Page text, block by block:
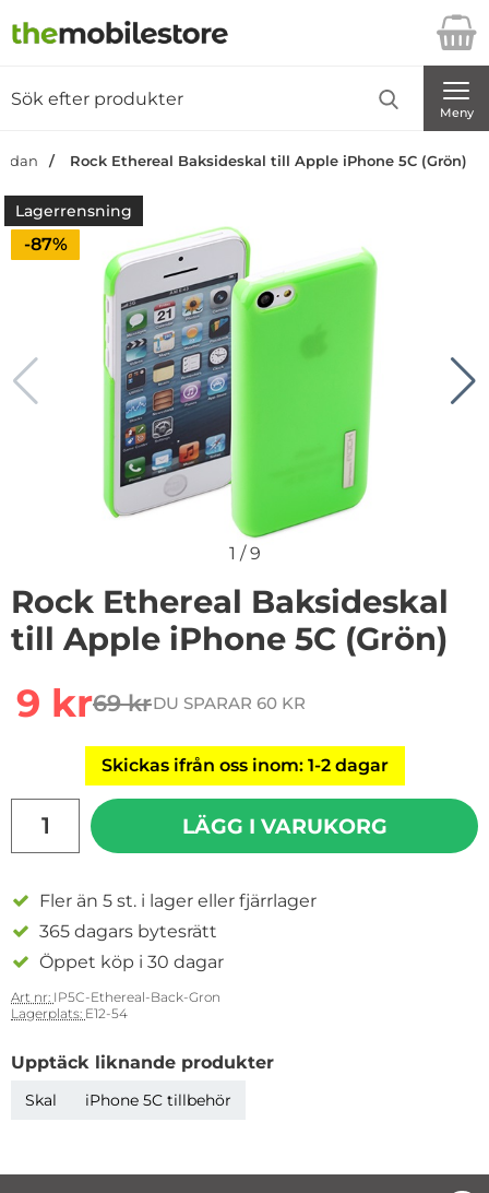
Startsidan för Danira Telecom AB
Meny
Rock Ethereal Baksideskal till Apple iPhone 5C (Grön)
Lagerrensning
Priset är nedsatt med
-87%
1 /9
Rock Ethereal Baksideskal
till Apple iPhone 5C (Grön)
rea pris
9 krtidigare pris
69 krDU SPARAR 60 KR
Skickas ifrån oss inom: 1-2 dagar
LÄGG I VARUKORG
Fler än 5 st. i lager eller fjärrlager
365 dagars bytesrätt
Öppet köp i 30 dagar
Art nr: IP5C-Ethereal-Back-Gron
Lagerplats: E12-54
Upptäck liknande produkter
Skal iPhone 5C tillbehör